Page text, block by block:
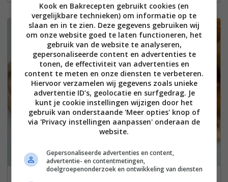
Zelf Kruidenboter maken
Kook en Bakrecepten gebruikt cookies (en
vergelijkbare technieken) om informatie op te
slaan en in te zien. Deze gegevens gebruiken wij
om onze website goed te laten functioneren, het
gebruik van de website te analyseren,
gepersonaliseerde content en advertenties te
tonen, de effectiviteit van advertenties en
content te meten en onze diensten te verbeteren.
Hiervoor verzamelen wij gegevens zoals unieke
advertentie ID’s, geolocatie en surfgedrag. Je
kunt je cookie instellingen wijzigen door het
gebruik van onderstaande 'Meer opties' knop of
via 'Privacy instellingen aanpassen' onderaan de
website.
Gepersonaliseerde advertenties en content,
advertentie- en contentmetingen,
doelgroepenonderzoek en ontwikkeling van diensten